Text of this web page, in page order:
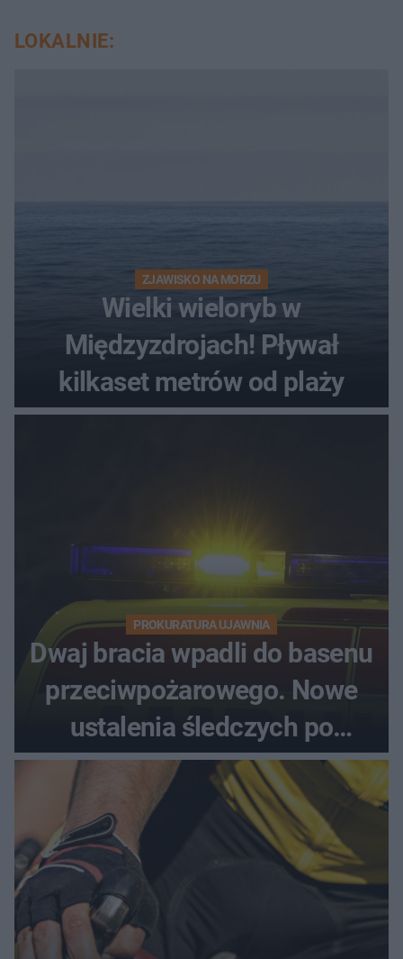
LOKALNIE:
ZJAWISKO NA MORZU
Wielki wieloryb w
Międzyzdrojach! Pływał
kilkaset metrów od plaży
PROKURATURA UJAWNIA
Dwaj bracia wpadli do basenu
przeciwpożarowego. Nowe
ustalenia śledczych po
dramatycznej akcji